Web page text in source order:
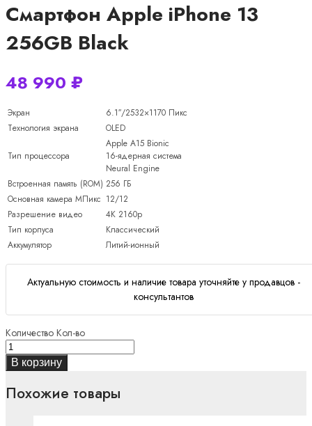
Смартфон Apple iPhone 13
256GB Black
48 990 ₽
Экран
6.1″/2532×1170 Пикс
Технология экрана
OLED
Тип процессора
Apple A15 Bionic
16-ядерная система
Neural Engine
Встроенная память (ROM) 256 ГБ
Основная камера МПикс 12/12
Разрешение видео
4K 2160p
Тип корпуса
Классический
Аккумулятор
Литий-ионный
Актуальную стоимость и наличие товара уточняйте у продавцов -
консультантов
Количество Кол-во
В корзину
Похожие товары